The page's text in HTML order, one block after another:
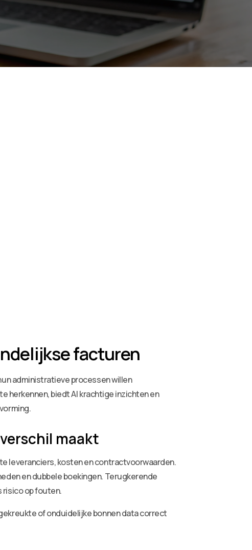
facturen
administratieve processen willen
herkennen, biedt AI krachtige inzichten en
maakt
leveranciers, kosten en contractvoorwaarden.
en dubbele boekingen. Terugkerende
op fouten.
of onduidelijke bonnen data correct